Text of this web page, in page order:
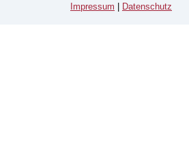
Impressum Datenschutz